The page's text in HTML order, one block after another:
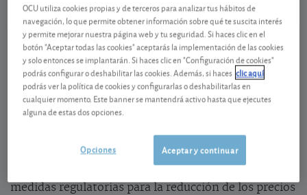
Ver detalladamente
Protección contra los aranceles
Poco a poco los síntomas de mejora en la actividad
deGrifolsse consolidan. Al cierre del primer
trimestre, las ventas crecieron un 7,4% y el beneficio
(+0,08 euros por acción) casi triplicó el logrado un
año antes. Un buen desempeño que queda, sin
medidas regulatorias para la reducción de los precios
OCU utiliza cookies propias y de terceros para analizar tus hábitos de
navegación, lo que permite obtener información sobre qué te suscita interés
y permite mejorar nuestra página web y tu seguridad. Si haces clic en el
botón "Aceptar todas las cookies" aceptarás la implementación de las cookies
y solo entonces se implantarán. Si haces clic en "Configuración de cookies"
podrás configurar o deshabilitar las cookies. Además, si haces clic aquí
podrás ver la política de cookies y configurarlas o deshabilitarlas en
cualquier momento. Este banner se mantendrá activo hasta que ejecutes
alguna de estas dos opciones.
Aceptar y continuar
Opciones